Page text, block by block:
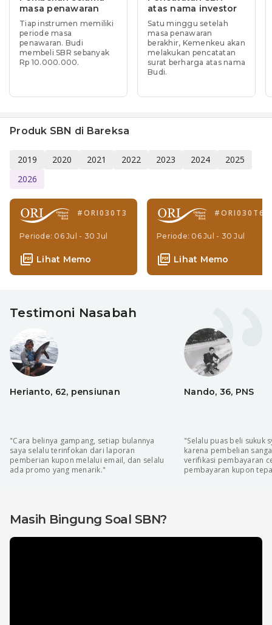
masa penawaran
Tiap instrumen memiliki
periode masa
penawaran. Budi
membeli SBR sebanyak
Rp 10.000.000.
atas nama investor
Satu minggu setelah
masa penawaran
berakhir, Kemenkeu akan
melakukan pencatatan
surat berharga atas nama
Budi.
Produk SBN di Bareksa
2019 2020 2021 2022 2023 2024
2025
2026
#ORI030T3
Periode: 06 Jul - 30 Jul
Lihat Memo
#ORI030T6
Periode: 06 Jul - 30 Jul
Lihat Memo
Testimoni Nasabah
Herianto, 62, pensiunan
"Cara belinya gampang, setiap bulannya
saya selalu terinfokan dari laporan
pemberian kupon melalui email, dan selalu
ada promo yang menarik."
Nando, 36, PNS
"Selalu puas beli sukuk
karena pembelian
verifikasi pembayaran
pembayaran kupon
Masih Bingung Soal SBN?